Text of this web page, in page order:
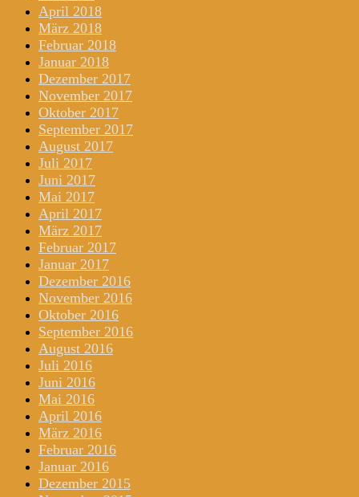
April 2018
März 2018
Februar 2018
Januar 2018
Dezember 2017
November 2017
Oktober 2017
September 2017
August 2017
Juli 2017
Juni 2017
Mai 2017
April 2017
März 2017
Februar 2017
Januar 2017
Dezember 2016
November 2016
Oktober 2016
September 2016
August 2016
Juli 2016
Juni 2016
Mai 2016
April 2016
März 2016
Februar 2016
Januar 2016
Dezember 2015